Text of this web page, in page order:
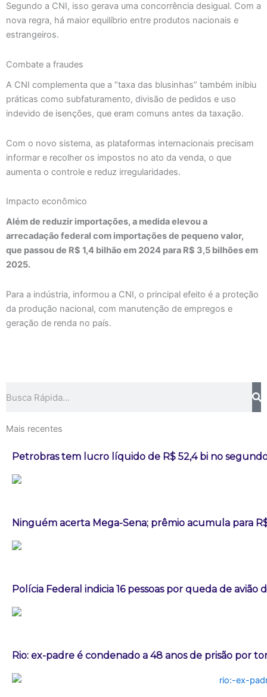
Segundo a CNI, isso gerava uma concorrência desigual. Com a
nova regra, há maior equilíbrio entre produtos nacionais e
estrangeiros.
Combate a fraudes
A CNI complementa que a “taxa das blusinhas” também inibiu
práticas como subfaturamento, divisão de pedidos e uso
indevido de isenções, que eram comuns antes da taxação.
Com o novo sistema, as plataformas internacionais precisam
informar e recolher os impostos no ato da venda, o que
aumenta o controle e reduz irregularidades.
Impacto econômico
Além de reduzir importações, a medida elevou a
arrecadação federal com importações de pequeno valor,
que passou de R$ 1,4 bilhão em 2024 para R$ 3,5 bilhões em
2025.
Para a indústria, informou a CNI, o principal efeito é a proteção
da produção nacional, com manutenção de empregos e
geração de renda no país.
Mais recentes
Petrobras tem lucro líquido de R$ 52,4 bi no
Ninguém acerta Mega-Sena; prêmio acumula para
Polícia Federal indicia 16 pessoas por queda de avião
Rio: ex-padre é condenado a 48 anos de prisão por